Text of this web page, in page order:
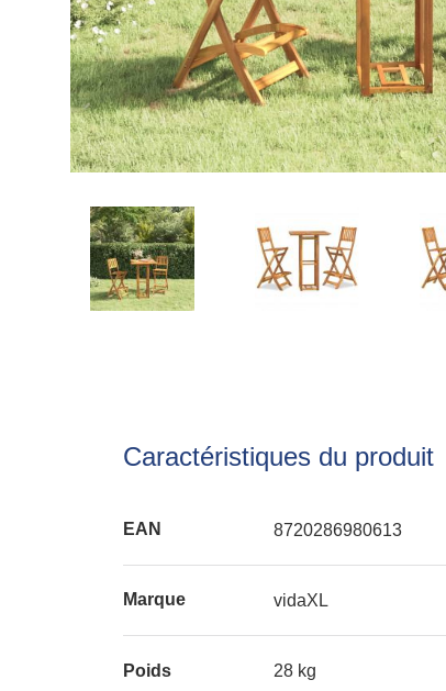
Caractéristiques du produit
EAN 8720286980613
Marque vidaXL
Poids 28 kg